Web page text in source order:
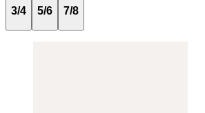
3/4 5/6 7/8